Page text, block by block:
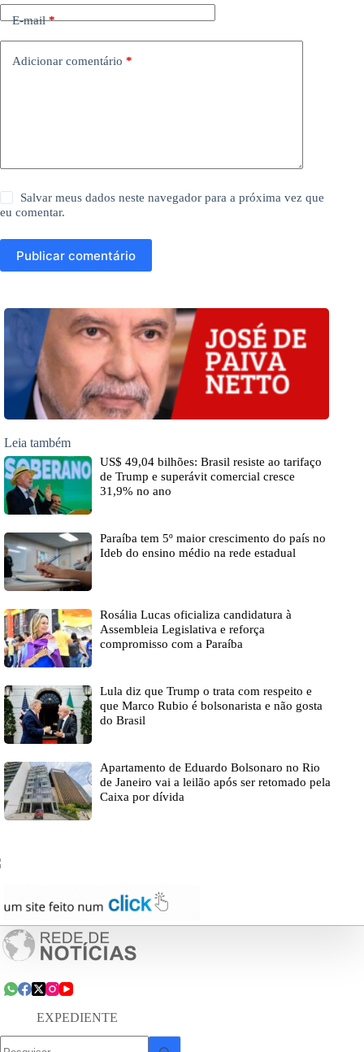
E-mail*
Adicionar comentário *
Salvar meus dados neste navegador para a próxima vez que
eu comentar.
Publicar comentário
Leia também
US$ 49,04 bilhões: Brasil resiste ao tarifaço
de Trump e superávit comercial cresce
31,9% no ano
Paraíba tem 5º maior crescimento do país no
Ideb do ensino médio na rede estadual
Rosália Lucas oficializa candidatura à
Assembleia Legislativa e reforça
compromisso com a Paraíba
Lula diz que Trump o trata com respeito e
que Marco Rubio é bolsonarista e não gosta
do Brasil
Apartamento de Eduardo Bolsonaro no Rio
de Janeiro vai a leilão após ser retomado pela
Caixa por dívida
EXPEDIENTE